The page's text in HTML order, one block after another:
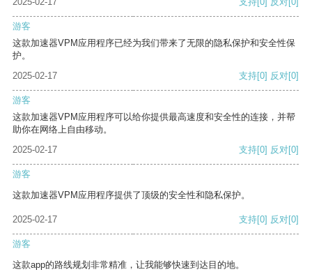
游客
这款加速器VPM应用程序已经为我们带来了无限的隐私保护和安全性保
护。
2025-02-17
支持[0] 反对[0]
游客
这款加速器VPM应用程序可以给你提供最高速度和安全性的连接，并帮
助你在网络上自由移动。
2025-02-17
支持[0] 反对[0]
游客
这款加速器VPM应用程序提供了顶级的安全性和隐私保护。
2025-02-17 支持[0] 反对[0]
游客
这款app的路线规划非常精准，让我能够快速到达目的地。